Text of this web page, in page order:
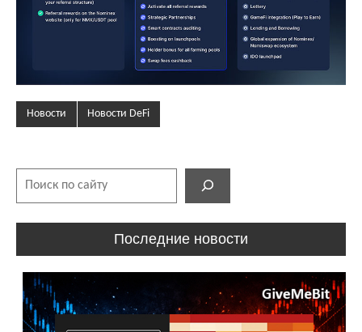
Новости Новости DeFi
Последние новости